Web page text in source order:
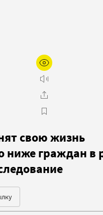
свою жизнь
ниже граждан в